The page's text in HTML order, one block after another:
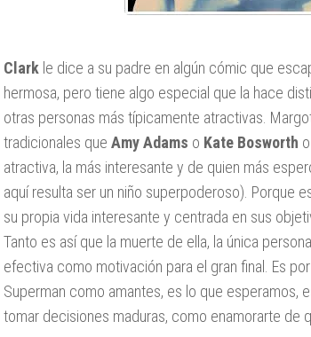
Clark le dice a su padre en algún cómic que
hermosa, pero tiene algo especial que la hace
otras personas más típicamente atractivas.
tradicionales que Amy Adams o Kate Bosworth o
atractiva, la más interesante y de quien más
aquí resulta ser un niño superpoderoso). Porque
su propia vida interesante y centrada en sus
Tanto es así que la muerte de ella, la única
efectiva como motivación para el gran final. Es
Superman como amantes, es lo que esperamos,
tomar decisiones maduras, como enamorarte de